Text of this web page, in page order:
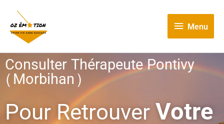
contenu
Menu
Menu
Consulter Thérapeute Pontivy
(Morbihan)
Pour Retrouver Votre